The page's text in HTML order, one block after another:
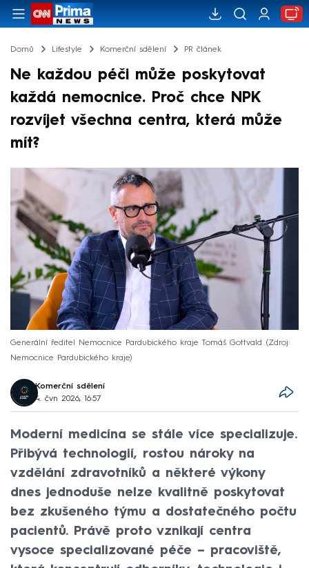
Domů Lifestyle Komerční sdělení PR článek
Ne každou péči může poskytovat
každá nemocnice. Proč chce NPK
rozvíjet všechna centra, která může
mít?
Generální ředitel Nemocnice Pardubického kraje Tomáš Gottvald
Zdroj:
Nemocnice Pardubického kraje
Komerční sdělení
4. čvn 2026, 16:57
Moderní medicína se stále více specializuje.
Přibývá technologií, rostou nároky na
vzdělání zdravotníků a některé výkony
dnes jednoduše nelze kvalitně poskytovat
bez zkušeného týmu a dostatečného počtu
pacientů. Právě proto vznikají centra
vysoce specializované péče – pracoviště,